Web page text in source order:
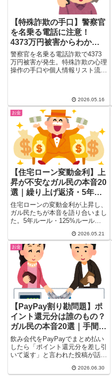
【特殊詐欺の手口】警察官
を名乗る電話に注意！
4373万円被害からわかる
騙されない対策20選
警察官を名乗る電話詐欺で4373
万円被害が発生。特殊詐欺の心理
操作の手口や個人情報リスト流通
2026.05.16
お金
【住宅ローン変動金利】上
昇が不安なガル民の本音20
選｜繰り上げ返済・5年ル
ールの罠・固定vs変動
住宅ローンの変動金利が上昇し、
ガル民たちが本音を語り合いまし
た。5年ルール・125%ルールの
かの判断基準、フラット35が今
更神扱いされた理由まで。30〜
50代住宅ローン世代の体験談と
対策をまとめています。
2026.05.21
お金
【PayPay割り勘問題】ポ
イント還元分は誰のもの？
ガル民の本音20選｜手間賃
か返すべきか
飲み会代をPayPayでまとめ払い
したら「ポイント還元分を差し引
いて返す」と言われた投稿が話題
の本音を徹底まとめ。高額キャン
2026.06.30